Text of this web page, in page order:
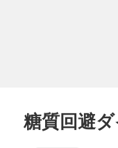
糖質回避